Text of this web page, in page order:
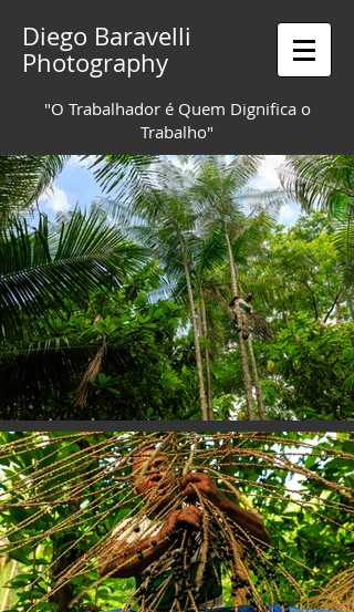
Diego Baravelli
Photography
"O Trabalhador é Quem Dignifica o
Trabalho"